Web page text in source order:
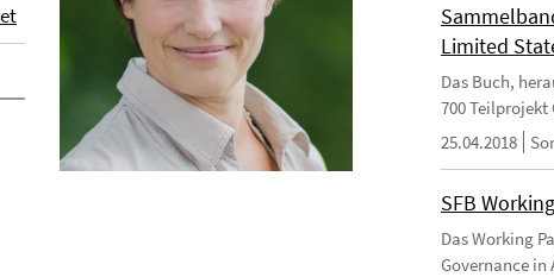
Limited
Das Buch,
700 Teilprojekt
25.04.2018
SFB
Das Working
Governance in